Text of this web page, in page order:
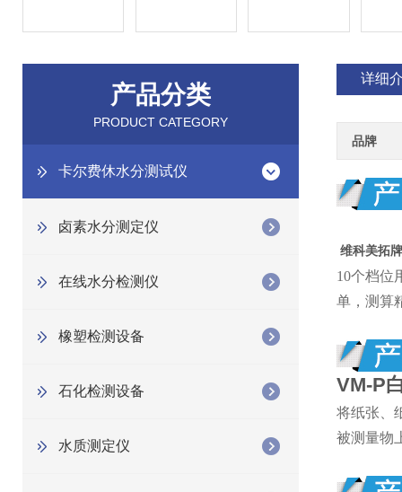
产品分类
PRODUCT CATEGORY
卡尔费休水分测试仪
卤素水分测定仪
在线水分检测仪
橡塑检测设备
石化检测设备
水质测定仪
详细
品牌
维科美拓牌
10个档位
单，测算
VM-P
将纸张、
被测量物